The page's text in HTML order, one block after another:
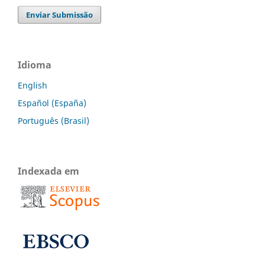
Enviar Submissão
Idioma
English
Español (España)
Português (Brasil)
Indexada em